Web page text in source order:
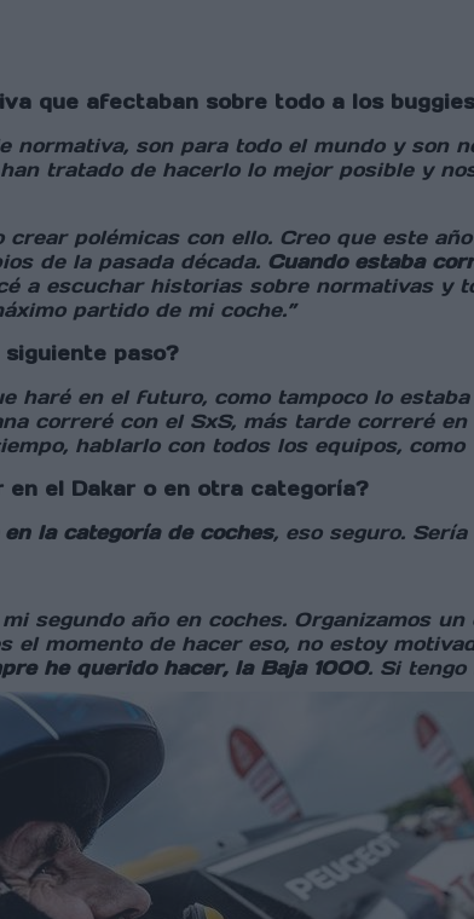
que afectaban sobre todo a los
normativa, son para todo el mundo y son
tratado de hacerlo lo mejor posible y
polémicas con ello. Creo que este
de la pasada década. Cuando estaba
a escuchar historias sobre normativas y
partido de mi coche.”
paso?
haré en el futuro, como tampoco lo
correré con el SxS, más tarde correré
hablarlo con todos los equipos, como
en el Dakar o en otra categoría?
la categoría de coches, eso seguro.
segundo año en coches. Organizamos
el momento de hacer eso, no estoy
he querido hacer, la Baja 1000. Si